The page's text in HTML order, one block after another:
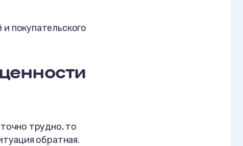
покупательского
трудно, то
обратная.